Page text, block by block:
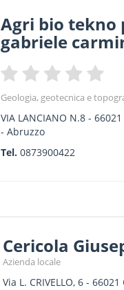
Agri bio tekno
gabriele
Geologia, geotecnica e
VIA LANCIANO N.8 -66021
-Abruzzo
Tel.0873900422
Cericola
Azienda locale
Via L. CRIVELLO, 6- 66021